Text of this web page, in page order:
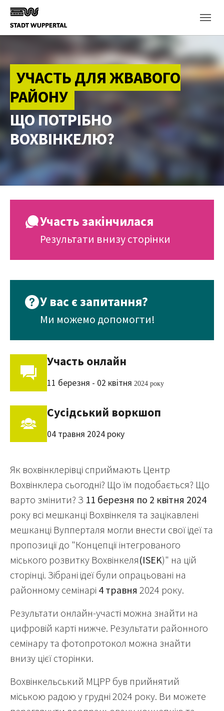
Skip to main content
УЧАСТЬ ДЛЯ ЖВАВОГО
РАЙОНУ
ЩО ПОТРІБНО
ВОХВІНКЕЛЮ?
Участь закінчилася
Результати внизу сторінки
У вас є запитання?
Ми можемо допомогти!
Участь онлайн
11 березня - 02 квітня 2024 року
Сусідський воркшоп
04 травня 2024 року
Як вохвінклерівці сприймають Центр
Вохвінклера сьогодні? Що їм подобається? Що
варто змінити? З 11 березня по 2 квітня 2024
року всі мешканці Вохвінкеля та зацікавлені
мешканці Вупперталя могли внести свої ідеї та
пропозиції до "Концепції інтегрованого
міського розвитку Вохвінкеля(ISEK)" на цій
сторінці. Зібрані ідеї були опрацьовані на
районному семінарі 4 травня 2024 року.
Результати онлайн-участі можна знайти на
цифровій карті нижче. Результати районного
семінару та фотопротокол можна знайти
внизу цієї сторінки.
Вохвінкельський МЦРР був прийнятий
міською радою у грудні 2024 року. Ви можете